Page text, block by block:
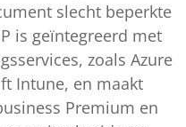
slecht beperkte
is geïntegreerd met
zoals Azure
Intune, en maakt
Premium en